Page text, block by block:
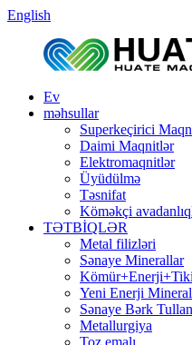
English
Ev
məhsullar
Superkeçirici
Daimi Maqnitlər
Elektromaqnitlər
Üyüdülmə
Təsnifat
Köməkçi
TƏTBİQLƏR
Metal filizləri
Sənaye Minerallar
Yeni Enerji
Sənaye Bərk
Metallurgiya
Toz emalı